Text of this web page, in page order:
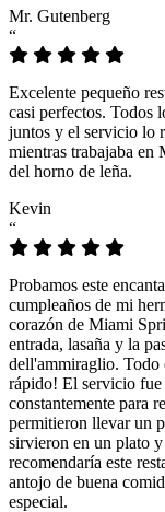
Mr. Gutenberg
“
Excelente pequeño
casi perfectos. Todos
juntos y el servicio lo
mientras trabajaba en
del horno de leña.
Kevin
“
Probamos este
cumpleaños de mi
corazón de Miami
entrada, lasaña y la
dell'ammiraglio. Todo
rápido! El servicio fue
constantemente para
permitieron llevar un
sirvieron en un plato
recomendaría este
antojo de buena
especial.